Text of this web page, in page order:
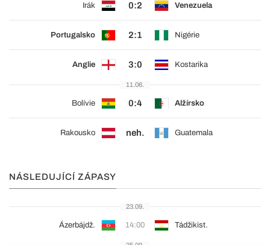
Irák 0:2 Venezuela
Portugalsko 2:1 Nigérie
Anglie 3:0 Kostarika
11.06.
Bolívie 0:4 Alžírsko
Rakousko neh. Guatemala
NÁSLEDUJÍCÍ ZÁPASY
23.09.
Ázerbájdž. 14:00 Tádžikist.